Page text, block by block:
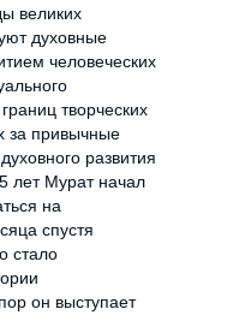
великих
духовные
человеческих
творческих
за привычные
развития
лет Мурат начал
на
спустя
стало
он выступает